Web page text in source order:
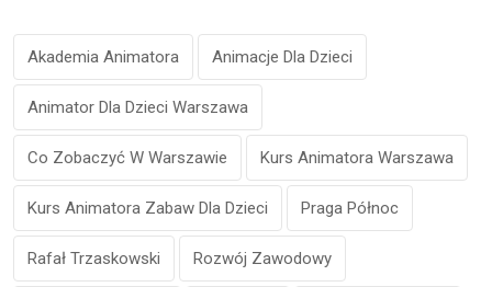
Akademia Animatora Animacje Dla Dzieci
Animator Dla Dzieci Warszawa
Co Zobaczyć W Warszawie Kurs Animatora Warszawa
Kurs Animatora Zabaw Dla Dzieci Praga Północ
Rafał Trzaskowski Rozwój Zawodowy